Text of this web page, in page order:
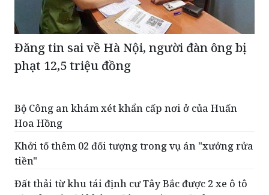
Đăng tin sai về Hà Nội, người đàn ông bị
phạt 12,5 triệu đồng
Bộ Công an khám xét khẩn cấp nơi ở của Huấn
Khởi tố thêm 02 đối tượng trong vụ án "xưởng rửa
tiền"
Đất thải từ khu tái định cư Tây Bắc được 2 xe ô tô
vận chuyển đổ không đúng nơi quy định
Cảnh giác thủ đoạn giả danh cán bộ làm sạch dữ